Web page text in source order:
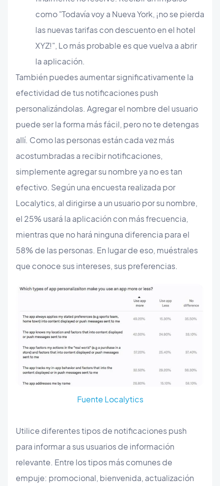
como "Todavía voy a Nueva York, ¡no se pierda
las nuevas tarifas con descuento en el hotel
XYZ!", Lo más probable es que vuelva a abrir
la aplicación.
También puedes aumentar significativamente la
efectividad de tus notificaciones push
personalizándolas. Agregar el nombre del usuario
puede ser la forma más fácil, pero no te detengas
allí. Como las personas están cada vez más
acostumbradas a recibir notificaciones,
simplemente agregar su nombre ya no es tan
efectivo. Según una encuesta realizada por
Localytics, al dirigirse a un usuario por su nombre,
el 25% usará la aplicación con más frecuencia,
mientras que no hará ninguna diferencia para el
58% de las personas. En lugar de eso, muéstrales
que conoce sus intereses, sus preferencias.
Fuente Localytics
Utilice diferentes tipos de notificaciones push
para informar a sus usuarios de información
relevante. Entre los tipos más comunes de
empuje: promocional, bienvenida, actualización